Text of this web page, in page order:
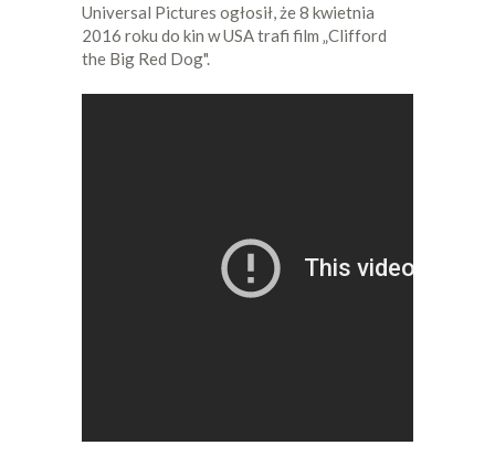
Universal Pictures ogłosił, że 8 kwietnia
2016 roku do kin w USA trafi film „Clifford
the Big Red Dog".